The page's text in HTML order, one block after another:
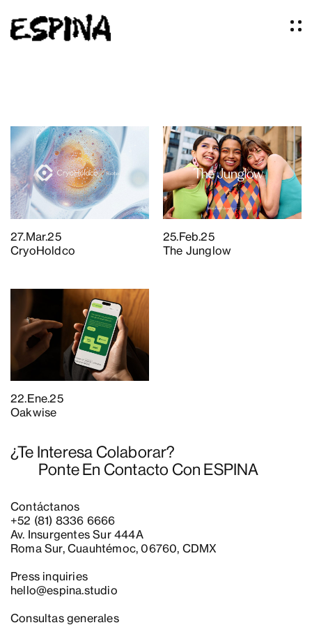
Nosotros
Servicios
El Studio
Artículos
Logos
Ideas
Prensa
Contacto
27.Mar.25
CryoHoldco
25.Feb.25
The Junglow
22.Ene.25
Oakwise
¿Te Interesa Colaborar?
Ponte En Contacto Con ESPINA
Contáctanos
+52 (81) 8336 6666
Av. Insurgentes Sur 444A
Roma Sur, Cuauhtémoc, 06760, CDMX
Press inquiries
hello@espina.studio
Consultas generales